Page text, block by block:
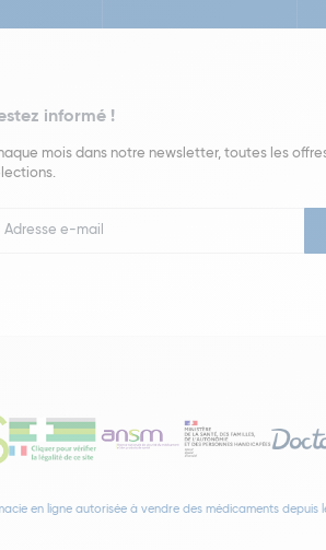
informé !
mois dans notre newsletter, toutes les
en ligne autorisée à vendre des médicaments depuis